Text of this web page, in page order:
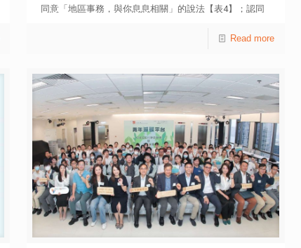
同意「地區事務，與你息息相關」的說法【表4】；認同
常重要）【表3】；他們最關心的地區事務包括交通
【表7】。 新一屆區議會即將組成，受訪青年期望未來區
議會能夠處理社區問題（49%）及反映民意（29.5%）
【表8】。研究亦顯示，五成九（58.7%）認為自己信任特
區政府，比率為過去同類型調查最高，並首次超越五成
【補充表18】。 上述研究以實地問卷調查方式，於今年
9月28日至10月2日期間，訪問了526名18至34歲青年；另
訪問了20名青年個案，部分有參與地區委員會或地區事
務，以及3名專家和學者。 研究顯示，受訪青年對所屬地
區的歸屬感平均分為6.82（0至10，10為非常有歸屬感）
【表5】；五成半（54.9%）表示有興趣參與改善地區的工
作，並透過非制度平台如政黨、民間組織（18.1%）、政
Read more